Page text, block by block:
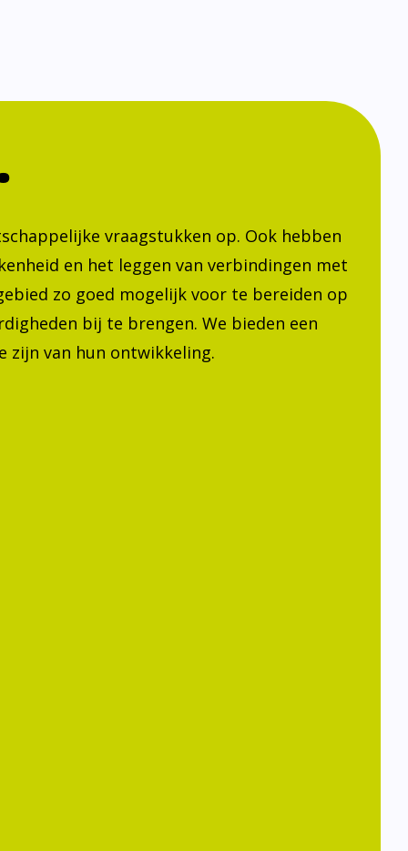
vraagstukken op. Ook hebben
en het leggen van verbindingen met
zo goed mogelijk voor te bereiden op
bij te brengen. We bieden een
zijn van hun ontwikkeling.